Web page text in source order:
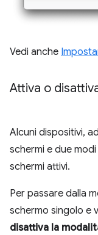
Vedi anche
Attiva o
Alcuni dispositivi,
schermi e due
schermi attivi.
Per passare dalla
schermo singolo e
disattiva la